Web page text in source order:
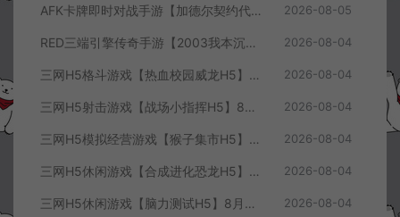
AFK卡牌即时对战手游【加德尔契约代金券内购修复版】8月最新整理Linux手工服务端+前后端全套源码+CDK授权后台+安卓苹果双端+详细搭建教程+视频教程 2026-08-05
RED三端引擎传奇手游【2003我本沉默三职业】8月最新整理Win一键服务端+PC安卓+详细搭建教程 2026-08-04
三网H5格斗游戏【热血校园威龙H5】8月最新整理Linux手工服务端+Win一键服务端+解压即玩+简易安卓客户端+详细搭建教程 2026-08-04
三网H5射击游戏【战场小指挥H5】8月最新整理Linux手工服务端+Win一键服务端+解压即玩+简易安卓客户端+详细搭建教程 2026-08-04
三网H5模拟经营游戏【猴子集市H5】8月最新整理Linux手工服务端+Win一键服务端+解压即玩+简易安卓客户端+详细搭建教程 2026-08-04
三网H5休闲游戏【合成进化恐龙H5】8月最新整理Linux手工服务端+Win一键服务端+解压即玩+简易安卓客户端+详细搭建教程 2026-08-04
三网H5休闲游戏【脑力测试H5】8月最新整理Linux手工服务端+Win一键服务端+解压即玩+简易安卓客户端+详细搭建教程 2026-08-04